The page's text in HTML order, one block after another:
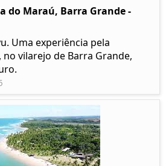
do Maraú, Barra Grande -
Uma experiência pela
vilarejo de Barra Grande,